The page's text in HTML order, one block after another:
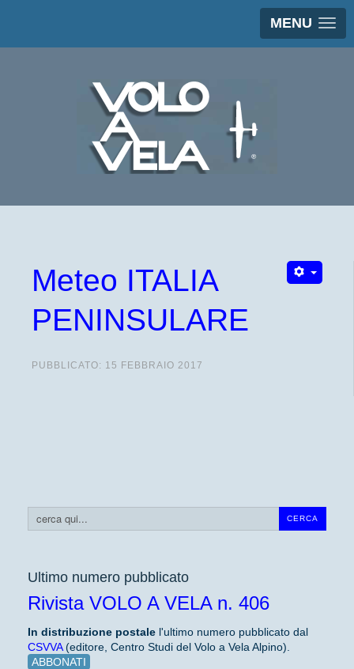
MENU
CERCA
Ultimo numero pubblicato
Rivista VOLO A VELA n. 406
In distribuzione postale l'ultimo numero pubblicato dal
CSVVA(editore, Centro Studi del Volo a Vela Alpino).
ABBONATI
Meteo ITALIA
PENINSULARE
PUBBLICATO: 15 FEBBRAIO 2017